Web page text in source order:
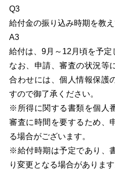
Q3
給付金の振り込み時期を教え
A3
給付は、9月～12月頃を予定
なお、申請、審査の状況等
合わせには、個人情報保護
すので御了承ください。
※所得に関する書類を個人
審査に時間を要するため、
る場合がございます。
※給付時期は予定であり、
り変更となる場合があります